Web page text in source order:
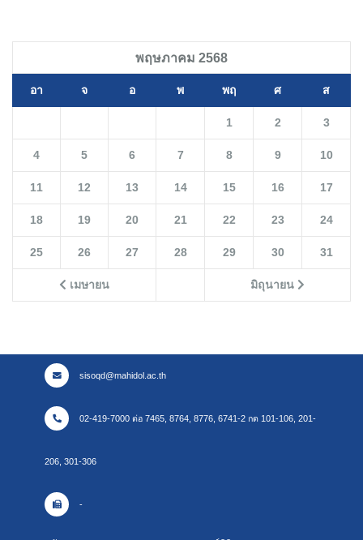
พฤษภาคม 2568
อา จ อ พ พฤ ศ ส
เมษายน มิถุนายน
1 2 3
4 5 6 7 8 9 10
11 12 13 14 15 16 17
18 19 20 21 22 23 24
25 26 27 28 29 30 31
sisoqd@mahidol.ac.th
02-419-7000 ต่อ 7465, 8764, 8776, 6741-2 กด 101-106, 201-
206, 301-306
-